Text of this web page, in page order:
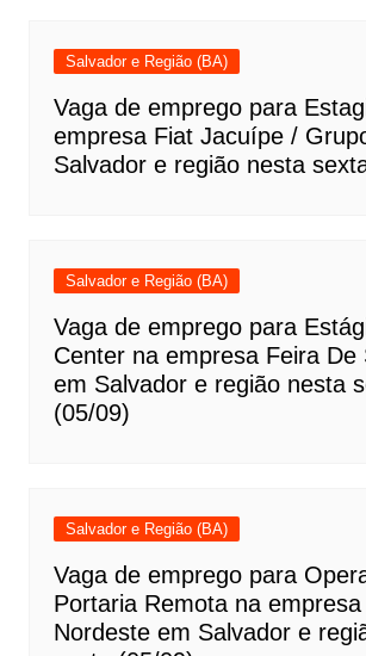
Salvador e Região (BA)
Vaga de emprego para
empresa Fiat Jacuípe /
Salvador e região nesta
Salvador e Região (BA)
Vaga de emprego para
Center na empresa Feira De
em Salvador e região nesta
(05/09)
Salvador e Região (BA)
Vaga de emprego para
Portaria Remota na
Nordeste em Salvador e